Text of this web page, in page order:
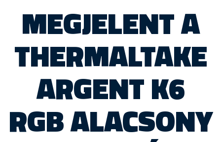
MEGJELENT A
THERMALTAKE
ARGENT K6
RGB ALACSONY